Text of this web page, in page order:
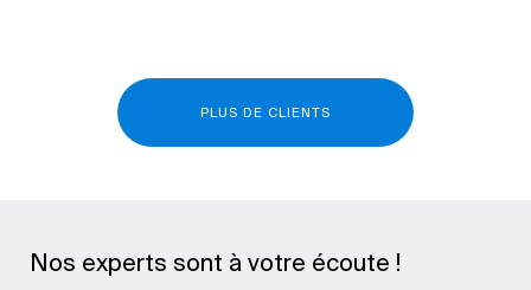
PLUS DE CLIENTS
Nos experts sont à votre écoute !